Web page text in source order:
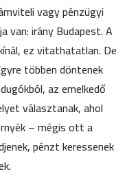
vagy pénzügyi
van: irány Budapest. A
ez vitathatatlan. De
többen döntenek
az emelkedő
választanak, ahol
– mégis ott a
pénzt keressenek